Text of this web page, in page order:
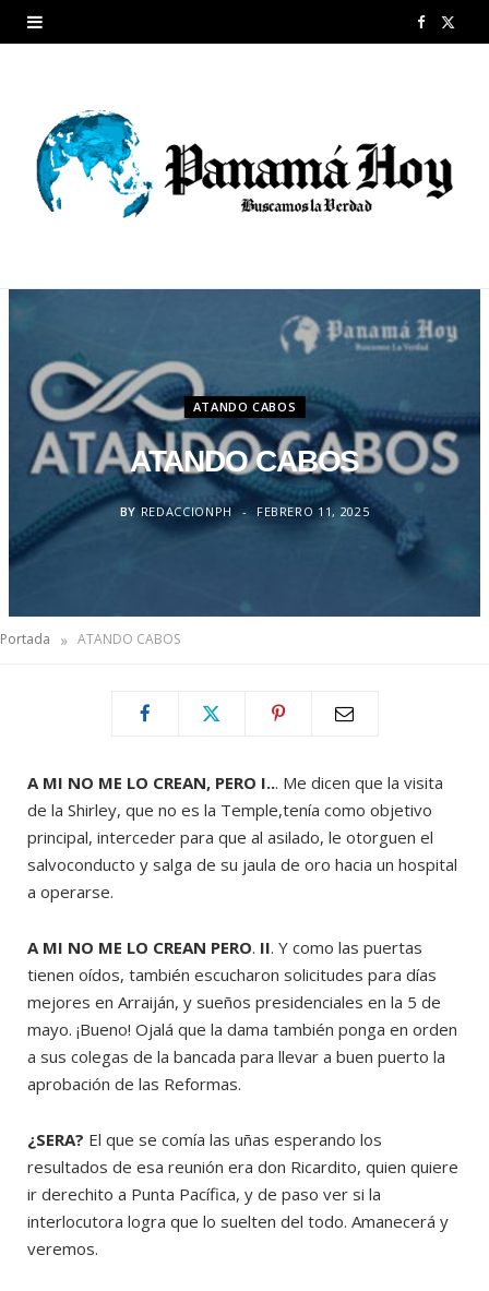
F
b
k e
)
ATANDO CABOS
ATANDO CABOS
BY REDACCIONPH FEBRERO 11, 2025
Portada » ATANDO CABOS
A MI NO ME LO CREAN, PERO I... Me dicen que la visita
de la Shirley, que no es la Temple,tenía como objetivo
principal, interceder para que al asilado, le otorguen el
salvoconducto y salga de su jaula de oro hacia un hospital
a operarse.
A MI NO ME LO CREAN PERO. II. Y como las puertas
tienen oídos, también escucharon solicitudes para días
mejores en Arraiján, y sueños presidenciales en la 5 de
mayo. ¡Bueno! Ojalá que la dama también ponga en orden
a sus colegas de la bancada para llevar a buen puerto la
aprobación de las Reformas.
¿SERA? El que se comía las uñas esperando los
resultados de esa reunión era don Ricardito, quien quiere
ir derechito a Punta Pacífica, y de paso ver si la
interlocutora logra que lo suelten del todo. Amanecerá y
veremos.